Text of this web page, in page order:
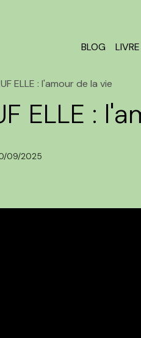
BLOG
ELLE : l'amour de la vie
ELLE :
09/2025